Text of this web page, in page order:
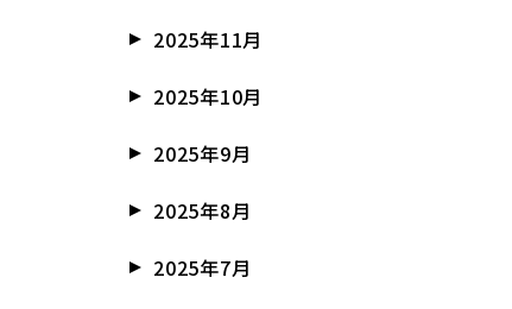
2025年11月
2025年10月
2025年9月
2025年8月
2025年7月